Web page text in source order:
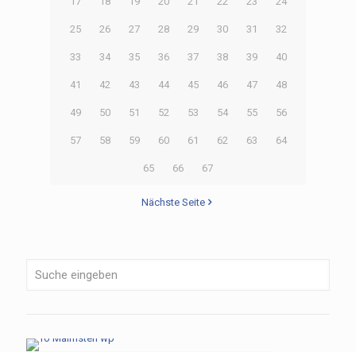
25 26 27 28 29 30 31 32
33 34 35 36 37 38 39 40
41 42 43 44 45 46 47 48
49 50 51 52 53 54 55 56
57 58 59 60 61 62 63 64
65 66 67
Nächste Seite